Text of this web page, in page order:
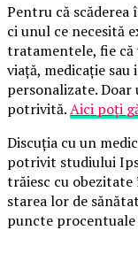
Pentru că
ci unul ce necesită
tratamentele, fie
viață, medicație
personalizate.
potrivită.Aici poți
Discuția cu un
potrivit studiului
trăiesc cu obezitate
starea lor de
puncte procentuale